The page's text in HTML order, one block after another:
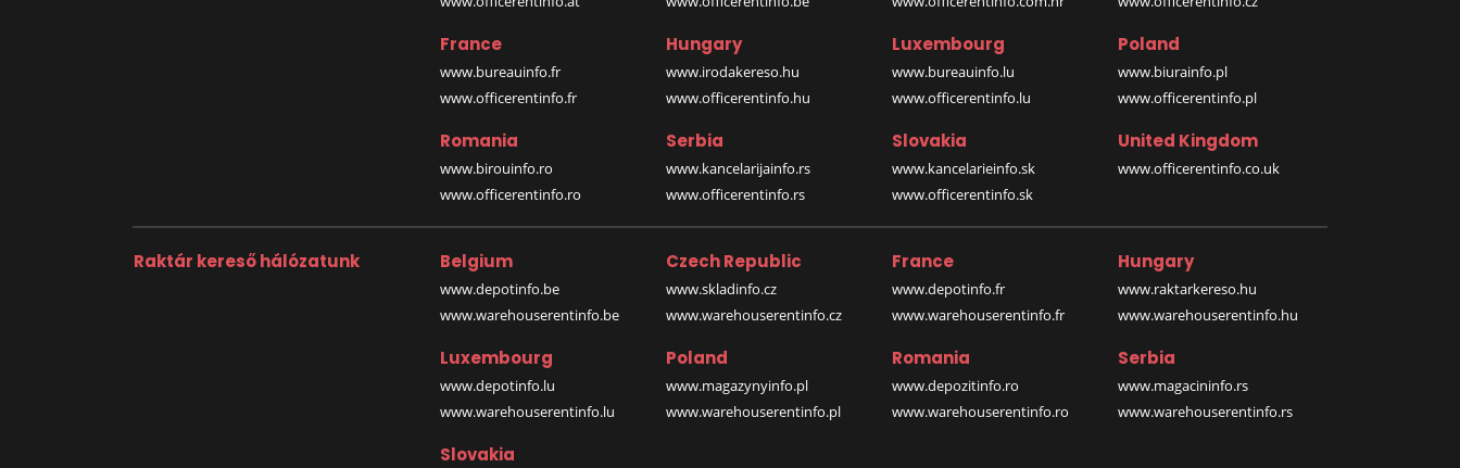
France
www.bureauinfo.fr
www.officerentinfo.fr
Hungary
www.irodakereso.hu
www.officerentinfo.hu
Luxembourg
www.bureauinfo.lu
www.officerentinfo.lu
Poland
www.biurainfo.pl
www.officerentinfo.pl
Romania
www.birouinfo.ro
www.officerentinfo.ro
Serbia
www.kancelarijainfo.rs
www.officerentinfo.rs
Slovakia
www.kancelarieinfo.sk
www.officerentinfo.sk
United Kingdom
www.officerentinfo.co.uk
Raktár kereső hálózatunk Belgium
www.depotinfo.be
www.warehouserentinfo.be
Czech Republic
www.skladinfo.cz
www.warehouserentinfo.cz
France
www.depotinfo.fr
www.warehouserentinfo.fr
Hungary
www.raktarkereso.hu
www.warehouserentinfo.hu
Luxembourg
www.depotinfo.lu
www.warehouserentinfo.lu
Poland
www.magazynyinfo.pl
www.warehouserentinfo.pl
Romania
www.depozitinfo.ro
www.warehouserentinfo.ro
Serbia
www.magacininfo.rs
www.warehouserentinfo.rs
Slovakia